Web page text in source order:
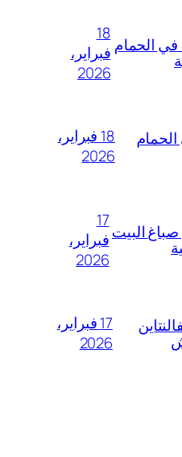
في الحمام
18
فبراير،
2026
18 فبراير،
2026
صباغ البيت
17
فبراير،
2026
17 فبراير،
2026